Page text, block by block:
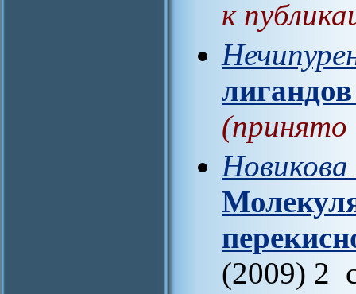
к
(принято
(2009) 2